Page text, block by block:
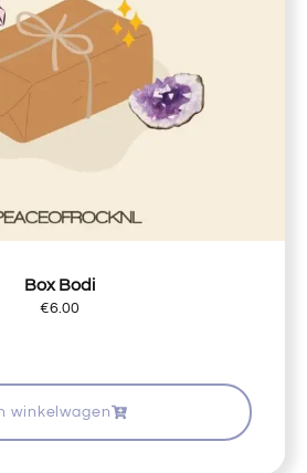
Box Bodi
€6.00
winkelwagen